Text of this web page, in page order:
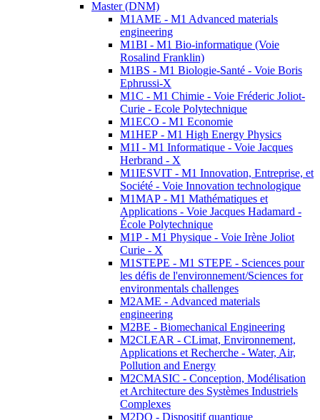
Master (DNM)
M1AME - M1 Advanced materials
engineering
M1BI - M1 Bio-informatique (Voie
Rosalind Franklin)
M1BS - M1 Biologie-Santé - Voie Boris
Ephrussi-X
M1C - M1 Chimie - Voie Fréderic Joliot-
Curie - Ecole Polytechnique
M1ECO - M1 Economie
M1HEP - M1 High Energy Physics
M1I - M1 Informatique - Voie Jacques
Herbrand - X
M1IESVIT - M1 Innovation, Entreprise, et
Société - Voie Innovation technologique
M1MAP - M1 Mathématiques et
Applications - Voie Jacques Hadamard -
École Polytechnique
M1P - M1 Physique - Voie Irène Joliot
Curie - X
M1STEPE - M1 STEPE - Sciences pour
les défis de l'environnement/Sciences for
environmentals challenges
M2AME - Advanced materials
engineering
M2BE - Biomechanical Engineering
M2CLEAR - CLimat, Environnement,
Applications et Recherche - Water, Air,
Pollution and Energy
M2CMASIC - Conception, Modélisation
et Architecture des Systèmes Industriels
Complexes
M2DQ - Dispositif quantique